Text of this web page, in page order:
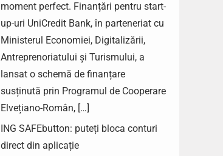
moment perfect. Finanțări pentru start-
up-uri UniCredit Bank, în parteneriat cu
Ministerul Economiei, Digitalizării,
Antreprenoriatului și Turismului, a
lansat o schemă de finanțare
susținută prin Programul de Cooperare
Elvețiano-Român, […]
ING SAFEbutton: puteți bloca conturi
direct din aplicație